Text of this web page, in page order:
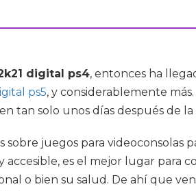
digital ps4, entonces ha
ps5, y considerablemente
tan solo unos días después de la
juegos para
accesible, es el mejor lugar
o bien su salud. De ahí que